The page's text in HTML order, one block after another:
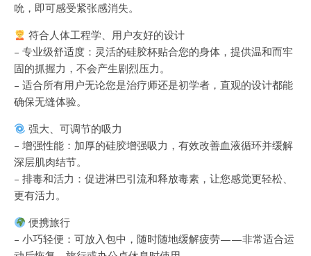
吮，即可感受紧张感消失。
符合人体工程学、用户友好的设计
– 专业级舒适度：灵活的硅胶杯贴合您的身体，提供温和而牢
固的抓握力，不会产生剧烈压力。
– 适合所有用户无论您是治疗师还是初学者，直观的设计都能
确保无缝体验。
强大、可调节的吸力
– 增强性能：加厚的硅胶增强吸力，有效改善血液循环并缓解
深层肌肉结节。
– 排毒和活力：促进淋巴引流和释放毒素，让您感觉更轻松、
更有活力。
便携旅行
– 小巧轻便：可放入包中，随时随地缓解疲劳——非常适合运